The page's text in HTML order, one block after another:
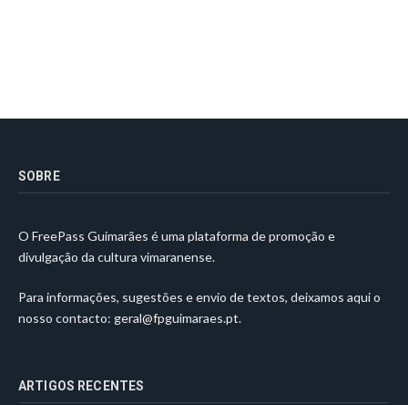
SOBRE
O FreePass Guimarães é uma plataforma de promoção e
divulgação da cultura vimaranense.
Para informações, sugestões e envio de textos, deixamos aqui o
nosso contacto: geral@fpguimaraes.pt.
ARTIGOS RECENTES